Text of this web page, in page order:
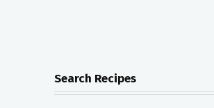
Search Recipes